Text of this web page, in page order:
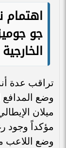
اهتمام
جو
تراقب عدة
وضع
ميلان
مؤكداً وجود
وضع اللاعب